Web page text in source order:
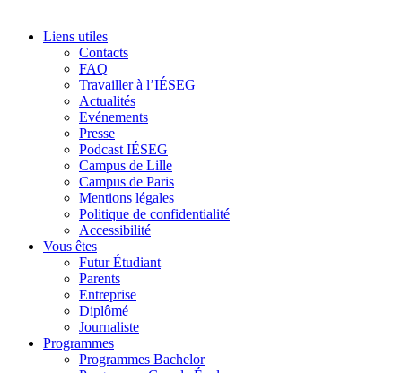
Liens utiles
Contacts
FAQ
Travailler à l’IÉSEG
Actualités
Evénements
Presse
Podcast IÉSEG
Campus de Lille
Campus de Paris
Mentions légales
Politique de confidentialité
Accessibilité
Vous êtes
Futur Étudiant
Parents
Entreprise
Diplômé
Journaliste
Programmes
Programmes Bachelor